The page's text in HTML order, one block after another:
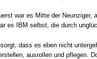
war es Mitte der
es IBM selbst, die durch
dass es eben nicht
ausrollen und pflegen.